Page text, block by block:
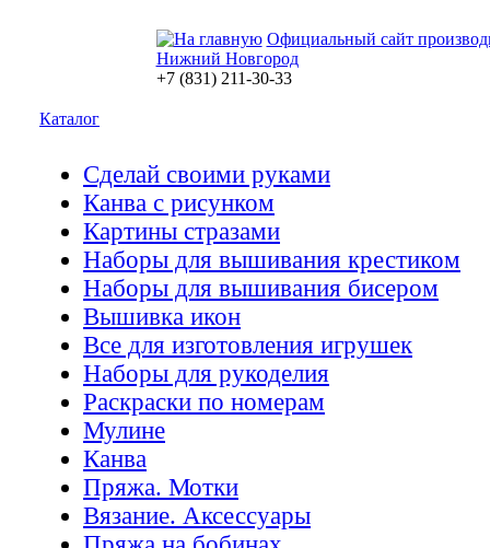
Официальный сайт
Нижний Новгород
+7 (831) 211-30-33
Каталог
Сделай своими руками
Канва с рисунком
Картины стразами
Наборы для вышивания крестиком
Наборы для вышивания бисером
Вышивка икон
Все для изготовления игрушек
Наборы для рукоделия
Раскраски по номерам
Мулине
Канва
Пряжа. Мотки
Вязание. Аксессуары